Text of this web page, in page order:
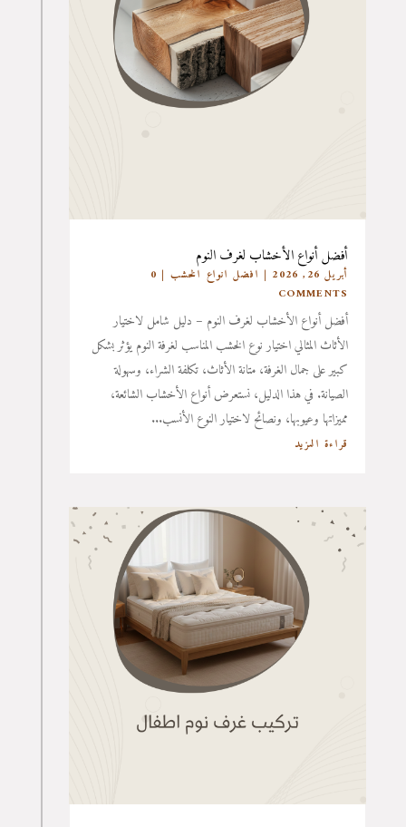
أفضل أنواع الأخشاب لغرف النوم
أبريل 26, 2026 | افضل انواع الخشب
| 0
COMMENTS
أفضل أنواع الأخشاب لغرف النوم – دليل شامل لاختيار
الأثاث المثالي اختيار نوع الخشب المناسب لغرفة النوم يؤثر بشكل
كبير على جمال الغرفة، متانة الأثاث، تكلفة الشراء، وسهولة
الصيانة. في هذا الدليل، نستعرض أنواع الأخشاب الشائعة،
مميزاتها وعيوبها، ونصائح لاختيار النوع الأنسب...
قراءة المزيد